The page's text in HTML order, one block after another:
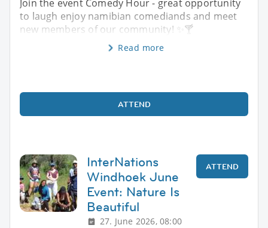
Join the event Comedy Hour - great opportunity
to laugh enjoy namibian comediands and meet
new members of our community! ✨️🍸
Read more
ATTEND
InterNations
Windhoek June
Event: Nature Is
Beautiful
27. June 2026, 08:00
ATTEND